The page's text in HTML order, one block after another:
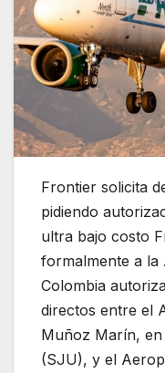
Frontier solicita
pidiendo
ultra bajo costo
formalmente a la
Colombia
directos entre el
Muñoz Marín,
(SJU), y el